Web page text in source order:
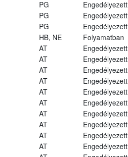
PG Engedélyezett
PG Engedélyezett
PG Engedélyezett
HB, NE Folyamatban
AT Engedélyezett
AT Engedélyezett
AT Engedélyezett
AT Engedélyezett
AT Engedélyezett
AT Engedélyezett
AT Engedélyezett
AT Engedélyezett
AT Engedélyezett
AT Engedélyezett